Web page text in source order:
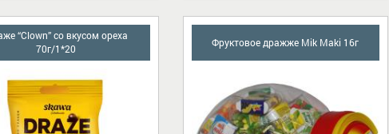
“Clown” со вкусом ореха
70г/1*20
Фруктовое дражже Mik Maki 16г